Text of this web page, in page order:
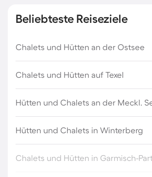
Beliebteste Reiseziele
Chalets und Hütten an der Ostsee
Chalets und Hütten auf Texel
Hütten und Chalets an der Meckl.
Hütten und Chalets in Winterberg
Chalets und Hütten in Garmisch-